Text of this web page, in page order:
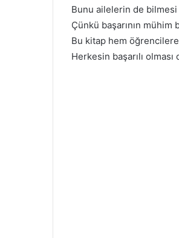
Bunu ailelerin de
Çünkü başarının mühim
Bu kitap hem
Herkesin başarılı